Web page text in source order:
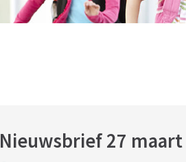
Nieuwsbrief 27 maart